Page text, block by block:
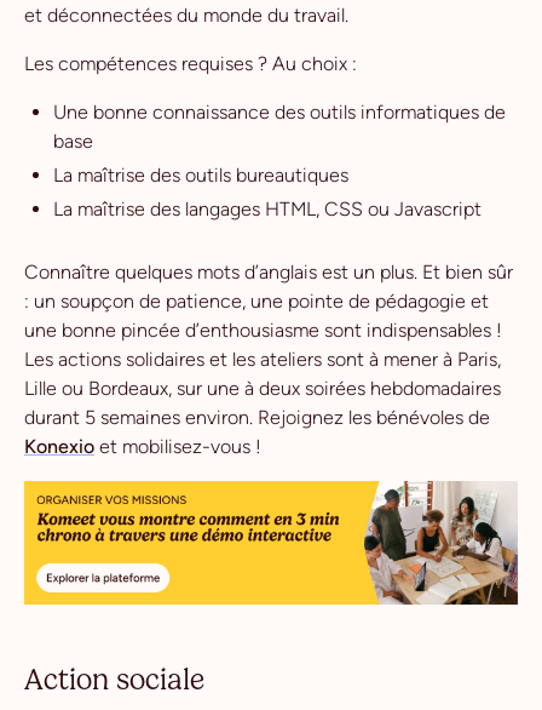
et déconnectées du monde du travail.
Les compétences requises ? Au choix :
Une bonne connaissance des outils informatiques de
base
La maîtrise des outils bureautiques
La maîtrise des langages HTML, CSS ou Javascript
Connaître quelques mots d’anglais est un plus. Et bien sûr
: un soupçon de patience, une pointe de pédagogie et
une bonne pincée d’enthousiasme sont indispensables !
Les actions solidaires et les ateliers sont à mener à Paris,
Lille ou Bordeaux, sur une à deux soirées hebdomadaires
durant 5 semaines environ. Rejoignez les bénévoles de
Konexio et mobilisez-vous !
Action sociale